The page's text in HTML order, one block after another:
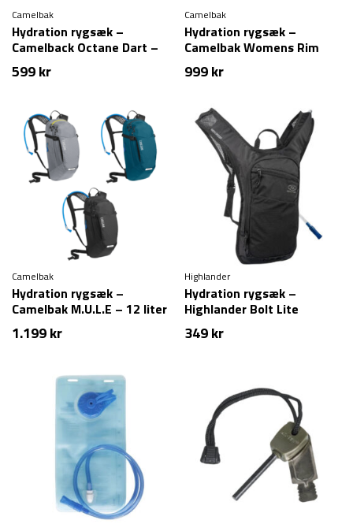
Camelbak
Hydration rygsæk –
Camelback Octane Dart –
1,5 liter
599kr
Camelbak
Hydration rygsæk –
Camelbak Womens Rim
Runner X28
999kr
Camelbak
Hydration rygsæk –
Camelbak M.U.L.E – 12 liter
1.199kr
Highlander
Hydration rygsæk –
Highlander Bolt Lite
349kr